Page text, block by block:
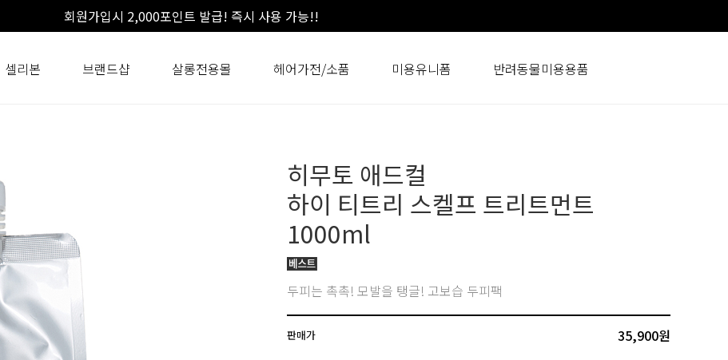
회원가입시 2,000포인트 발급! 즉시 사용 가능!!
셀리본 브랜드샵 살롱전용몰 헤어가전/소품 미용유니폼 반려동물미용용품
히무토 애드컬
하이 티트리 스켈프 트리트먼트
1000ml
두피는 촉촉! 모발을 탱글! 고보습 두피팩
판매가 35,900원